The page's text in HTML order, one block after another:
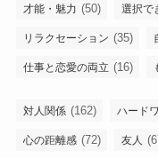
才能・魅力 (50) 選択で
リラクセーション (35)
仕事と恋愛の両立 (16)
対人関係 (162) ハード
心の距離感 (72) 友人